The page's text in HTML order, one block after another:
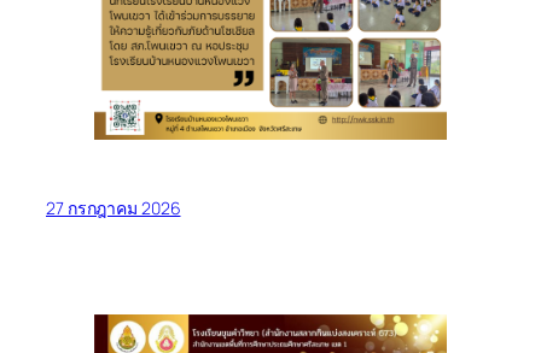
27 กรกฎาคม 2026